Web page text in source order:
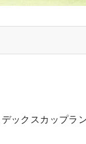
ックスカップラ